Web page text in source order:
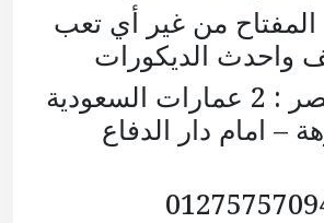
من غير أي تعب
واحدث الديكورات
فرع مدينة نصر : 2 عمارات السعودية
– امام دار الدفاع